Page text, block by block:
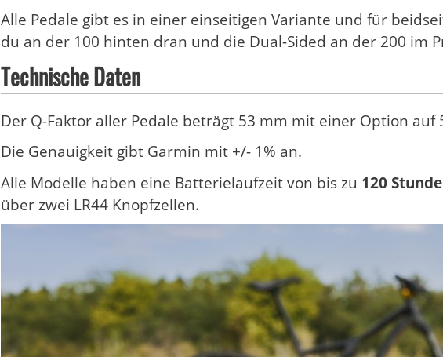
Alle Pedale gibt es in einer einseitigen Variante und für
du an der 100 hinten dran und die Dual-Sided an der 200 im
Technische Daten
Der Q-Faktor aller Pedale beträgt 53 mm mit einer Option auf
Die Genauigkeit gibt Garmin mit +/- 1% an.
Alle Modelle haben eine Batterielaufzeit von bis zu 120
über zwei LR44 Knopfzellen.